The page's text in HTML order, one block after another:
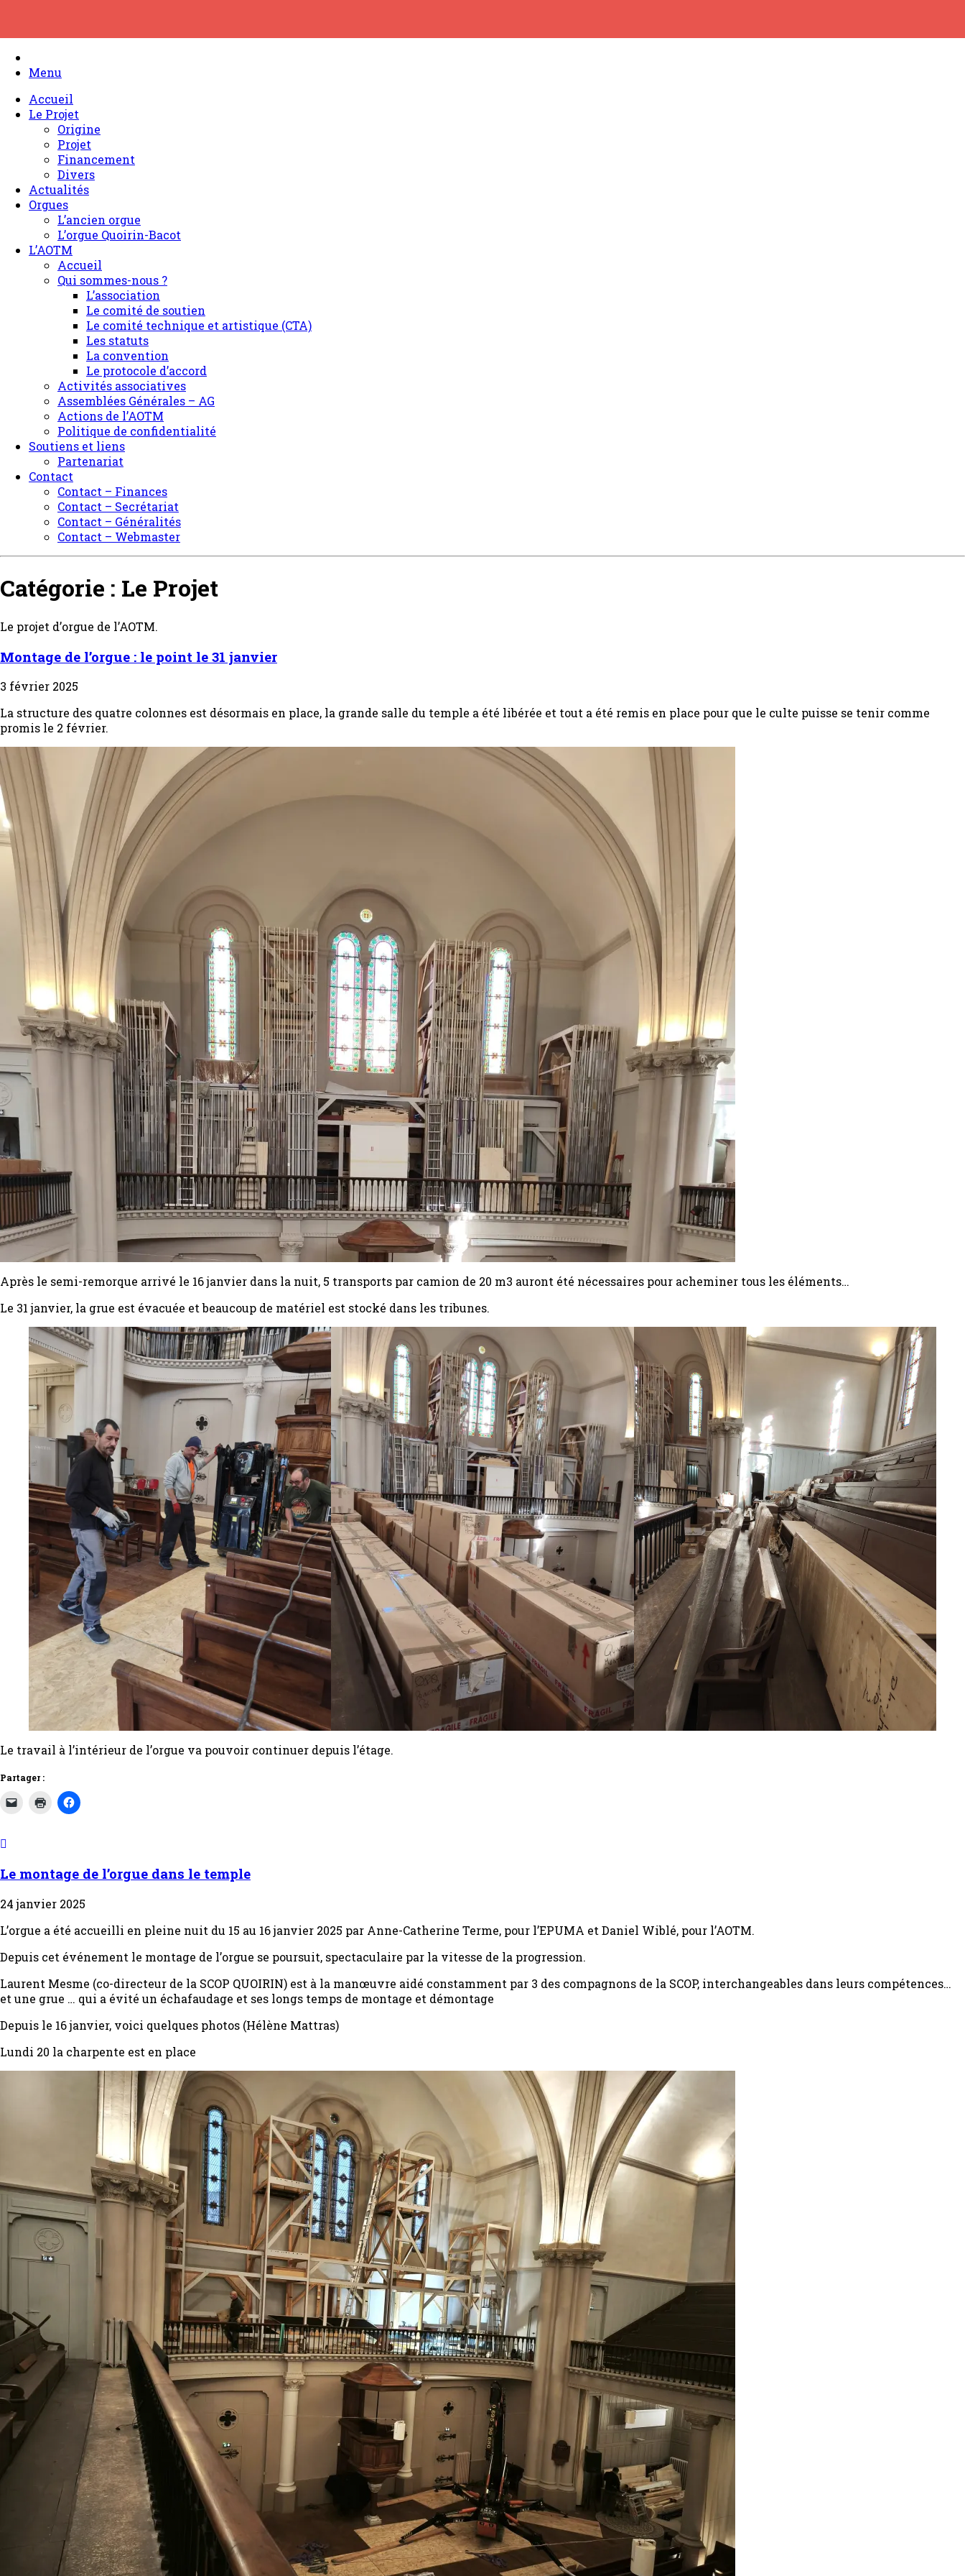
content
Menu
Accueil
Le Projet
Origine
Projet
Financement
Divers
Actualités
Orgues
L’ancien orgue
L’orgue Quoirin-Bacot
L’AOTM
Accueil
Qui sommes-nous ?
L’association
Le comité de soutien
Le comité technique et artistique (CTA)
Les statuts
La convention
Le protocole d’accord
Activités associatives
Assemblées Générales – AG
Actions de l’AOTM
Politique de confidentialité
Soutiens et liens
Partenariat
Contact
Contact – Finances
Contact – Secrétariat
Contact – Généralités
Contact – Webmaster
Catégorie : Le Projet
Le projet d’orgue de l’AOTM.
Montage de l’orgue : le point le 31 janvier
3 février 2025
La structure des quatre colonnes est désormais en place, la grande salle du temple a été libérée et tout a été remis en place pour que le culte puisse se tenir comme
promis le 2 février.
Après le semi-remorque arrivé le 16 janvier dans la nuit, 5 transports par camion de 20 m3 auront été nécessaires pour acheminer tous les éléments…
Le 31 janvier, la grue est évacuée et beaucoup de matériel est stocké dans les tribunes.
Le travail à l’intérieur de l’orgue va pouvoir continuer depuis l’étage.
Partager :
Le montage de l’orgue dans le temple
24 janvier 2025
L’orgue a été accueilli en pleine nuit du 15 au 16 janvier 2025 par Anne-Catherine Terme, pour l’EPUMA et Daniel Wiblé, pour l’AOTM.
Depuis cet événement le montage de l’orgue se poursuit, spectaculaire par la vitesse de la progression.
Laurent Mesme (co-directeur de la SCOP QUOIRIN) est à la manœuvre aidé constamment par 3 des compagnons de la SCOP, interchangeables dans leurs compétences…
et une grue … qui a évité un échafaudage et ses longs temps de montage et démontage
Depuis le 16 janvier, voici quelques photos (Hélène Mattras)
Lundi 20 la charpente est en place